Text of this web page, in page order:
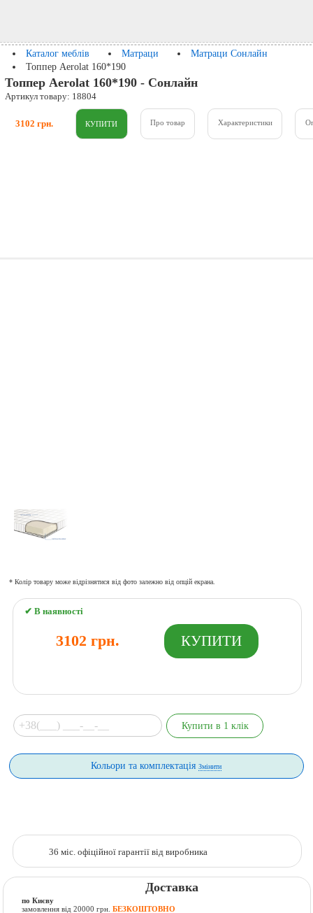
Каталог меблів Матраци
Матраци Сонлайн
Топпер Aerolat 160*190
Топпер Aerolat 160*190 - Сонлайн
Артикул товару: 18804
3102 грн. Про товар Характеристики
* Колір товару може відрізнятися від фото залежно від опцій екрана.
✔ В наявності
3102 грн.
Кольори та комплектаціяЗмінити
36 міс. офіційної гарантії від виробника
Доставка
по Києву
замовлення від 20000 грн.БЕЗКОШТОВНО